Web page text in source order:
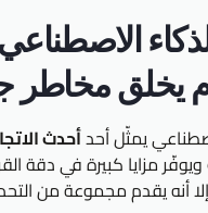
الاصطناعي
يخلق مخاطر
يمثّل أحدأحدث
ويوفّر مزايا كبيرة في دقة
أنه يقدم مجموعة من